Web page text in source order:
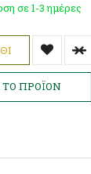
σε 1-3 ημέρες